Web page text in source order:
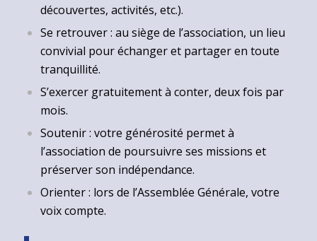
découvertes, activités, etc.).
Se retrouver : au siège de l’association, un lieu
convivial pour échanger et partager en toute
tranquillité.
S’exercer gratuitement à conter, deux fois par
mois.
Soutenir : votre générosité permet à
l’association de poursuivre ses missions et
préserver son indépendance.
Orienter : lors de l’Assemblée Générale, votre
voix compte.